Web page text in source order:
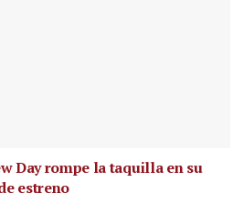
Day rompe la taquilla en su
estreno